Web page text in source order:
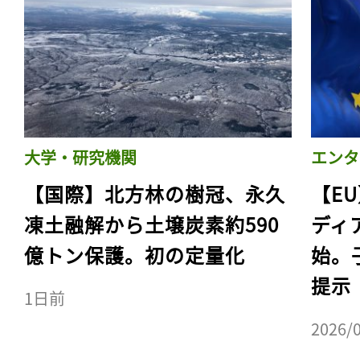
大学・研究機関
【国際】北方林の樹冠、永久
凍土融解から土壌炭素約590
億トン保護。初の定量化
1日前
エン
【
ディ
始。
提示
2026/